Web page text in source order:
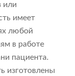
или
имеет
любой
в работе
пациента.
изготовлены